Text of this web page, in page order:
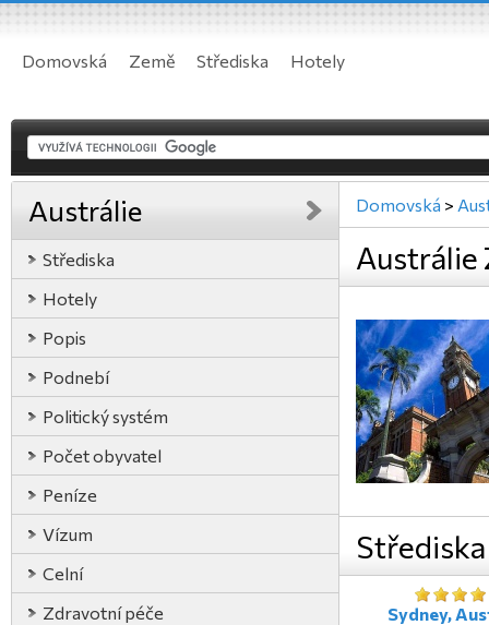
Domovská Země Střediska Hotely
Austrálie
Střediska
Hotely
Popis
Podnebí
Politický systém
Počet obyvatel
Peníze
Vízum
Celní
Zdravotní péče
Domovská >
Austrálie
Střediska
Sydney,